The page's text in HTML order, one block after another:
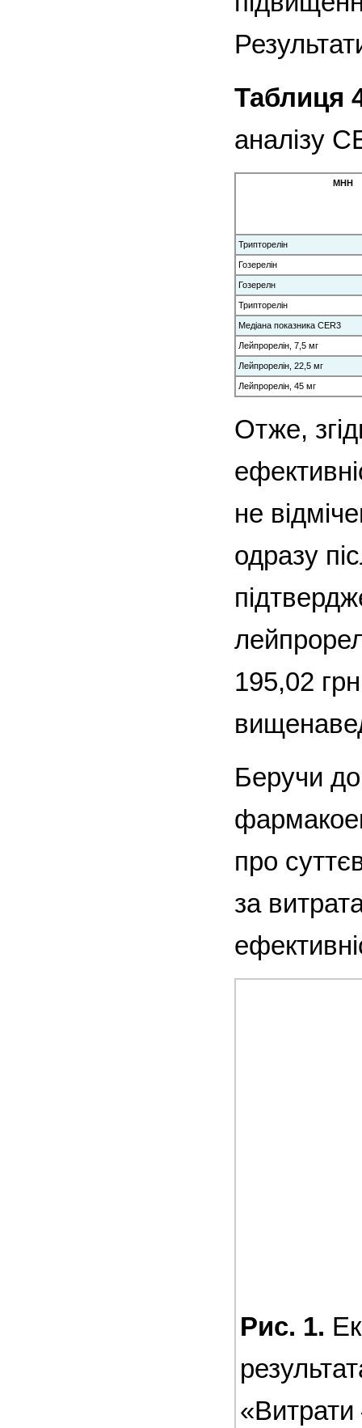
Таблиця
аналізу
МНН
Трипторелін
Гозерелін
Гозерелн
Трипторелін
Медіана показника CER3
Лейпрорелін, 7,5 мг
Лейпрорелін, 22,5 мг
Лейпрорелін, 45 мг
Отже,
не
одразу
195,02
Беручи
про
за
Рис. 1.